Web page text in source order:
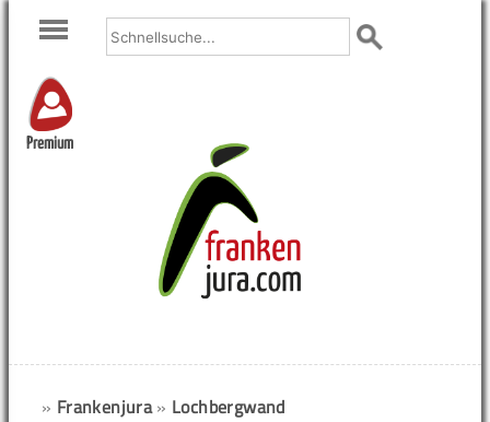
Premium
» Frankenjura» Lochbergwand